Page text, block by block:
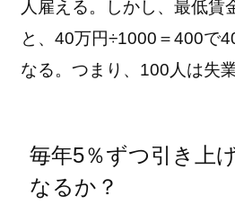
人雇える。しかし、最低賃
と、40万円÷1000＝400で
なる。つまり、100人は失
毎年5％ずつ引き上
なるか？